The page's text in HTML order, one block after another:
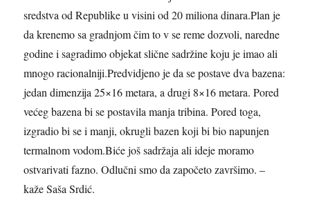
sredstva od Republike u visini od 20 miliona dinara.Plan je
da krenemo sa gradnjom čim to v se reme dozvoli, naredne
godine i sagradimo objekat slične sadržine koju je imao ali
mnogo racionalniji.Predvidjeno je da se postave dva bazena:
jedan dimenzija 25×16 metara, a drugi 8×16 metara. Pored
većeg bazena bi se postavila manja tribina. Pored toga,
izgradio bi se i manji, okrugli bazen koji bi bio napunjen
termalnom vodom.Biće još sadržaja ali ideje moramo
ostvarivati fazno. Odlučni smo da započeto završimo. –
kaže Saša Srdić.